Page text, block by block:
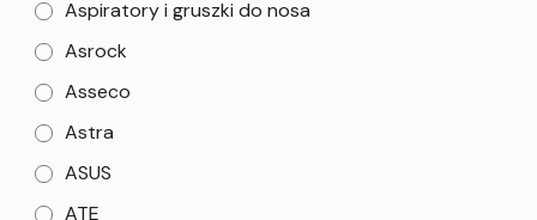
Aspiratory i gruszki do nosa
Asrock
Asseco
Astra
ASUS
ATE